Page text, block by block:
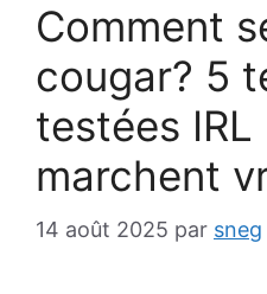
Comment
cougar? 5
testées IRL
marchent
14 août 2025 par sneg